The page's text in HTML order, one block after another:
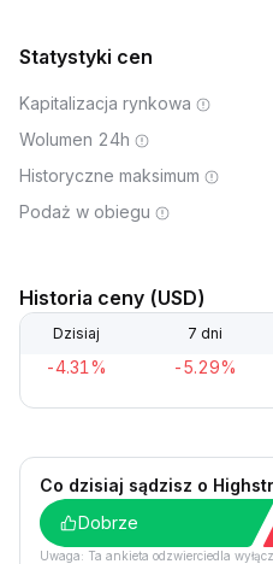
Statystyki cen
Kapitalizacja rynkowa
Wolumen 24h
Historyczne maksimum
Podaż w obiegu
Historia ceny (USD)
Dzisiaj 7 dni
-4.31% -5.29%
Co dzisiaj sądzisz o
Dobrze
Uwaga: Ta ankieta odzwierciedla